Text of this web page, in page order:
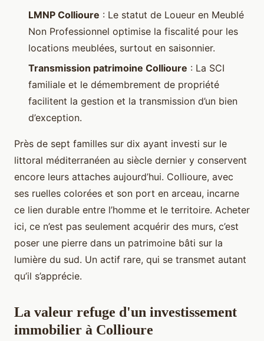
LMNP Collioure : Le statut de Loueur en Meublé
Non Professionnel optimise la fiscalité pour les
locations meublées, surtout en saisonnier.
Transmission patrimoine Collioure : La SCI
familiale et le démembrement de propriété
facilitent la gestion et la transmission d’un bien
d’exception.
Près de sept familles sur dix ayant investi sur le
littoral méditerranéen au siècle dernier y conservent
encore leurs attaches aujourd’hui. Collioure, avec
ses ruelles colorées et son port en arceau, incarne
ce lien durable entre l’homme et le territoire. Acheter
ici, ce n’est pas seulement acquérir des murs, c’est
poser une pierre dans un patrimoine bâti sur la
lumière du sud. Un actif rare, qui se transmet autant
qu’il s’apprécie.
La valeur refuge d'un investissement
immobilier à Collioure